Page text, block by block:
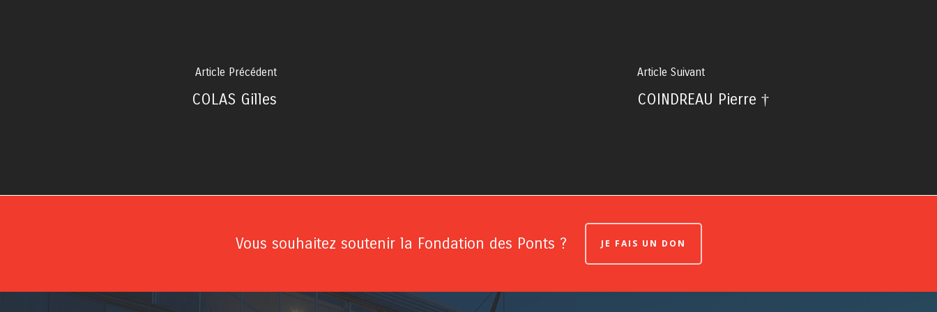
Article Précédent
COLAS Gilles
Article Suivant
COINDREAU Pierre †
Vous souhaitez soutenir la Fondation des Ponts ? JE FAIS UN DON